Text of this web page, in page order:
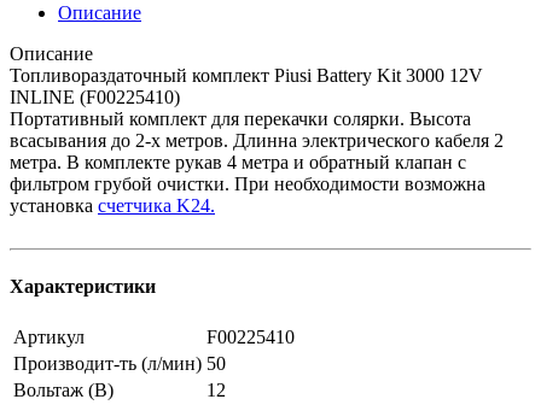
Описание
Описание
Топливораздаточный комплект Piusi Battery Kit 3000 12V
INLINE (F00225410)
Портативный комплект для перекачки солярки. Высота
всасывания до 2-х метров. Длинна электрического кабеля 2
метра. В комплекте рукав 4 метра и обратный клапан с
фильтром грубой очистки. При необходимости возможна
установка счетчика K24.
Характеристики
Артикул
F00225410
Производит-ть (л/мин) 50
Вольтаж (В)
12